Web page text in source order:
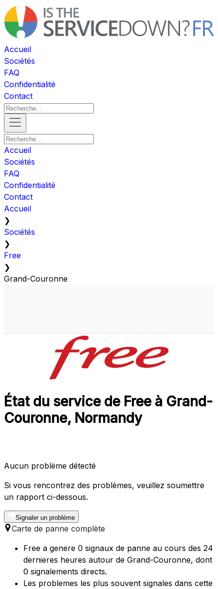
Accueil
Sociétés
FAQ
Confidentialité
Contact
Accueil
Sociétés
FAQ
Confidentialité
Contact
Accueil
❯
Sociétés
❯
Free
❯
Grand-Couronne
État du service de Free à Grand-
Couronne, Normandy
Aucun problème détecté
Si vous rencontrez des problèmes, veuillez soumettre
un rapport ci-dessous.
Signaler un problème
Carte de panne complète
Free a genere 0 signaux de panne au cours des 24
dernieres heures autour de Grand-Couronne, dont
0 signalements directs.
Les problemes les plus souvent signales dans cette